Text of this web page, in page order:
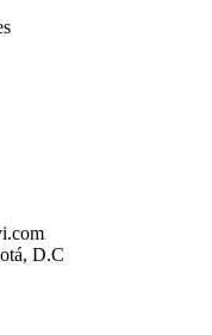
D.C